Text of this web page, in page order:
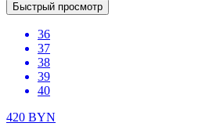
Быстрый просмотр
36
37
38
39
40
420 BYN